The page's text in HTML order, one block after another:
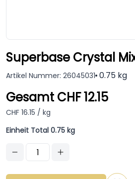
Superbase Crystal
Artikel Nummer: 26045031 0.75 kg
Gesamt CHF 12.15
CHF 16.15 / kg
Einheit Total 0.75 kg